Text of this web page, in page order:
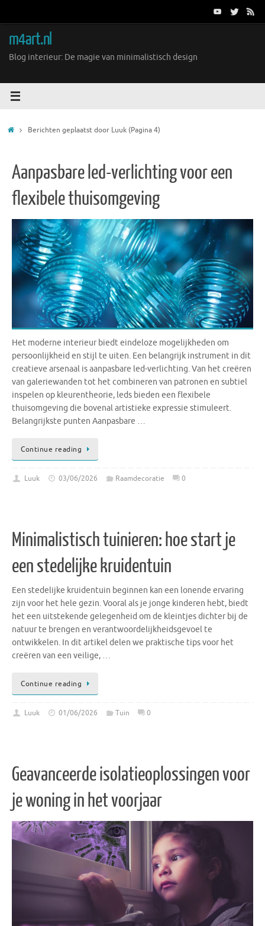
inhoud
m4art.nl
Blog interieur: De magie van minimalistisch design
HomeBerichten geplaatst door Luuk(Pagina 4)
Aanpasbare led-verlichting voor een
flexibele thuisomgeving
Het moderne interieur biedt eindeloze mogelijkheden om
persoonlijkheid en stijl te uiten. Een belangrijk instrument in dit
creatieve arsenaal is aanpasbare led-verlichting. Van het creëren
van galeriewanden tot het combineren van patronen en subtiel
inspelen op kleurentheorie, leds bieden een flexibele
thuisomgeving die bovenal artistieke expressie stimuleert.
Belangrijkste punten Aanpasbare …
Continue reading
Luuk 03/06/2026 Raamdecoratie 0
Minimalistisch tuinieren: hoe start je
een stedelijke kruidentuin
Een stedelijke kruidentuin beginnen kan een lonende ervaring
zijn voor het hele gezin. Vooral als je jonge kinderen hebt, biedt
het een uitstekende gelegenheid om de kleintjes dichter bij de
natuur te brengen en verantwoordelijkheidsgevoel te
ontwikkelen. In dit artikel delen we praktische tips voor het
creëren van een veilige, …
Continue reading
Luuk 01/06/2026 Tuin 0
Geavanceerde isolatieoplossingen voor
je woning in het voorjaar